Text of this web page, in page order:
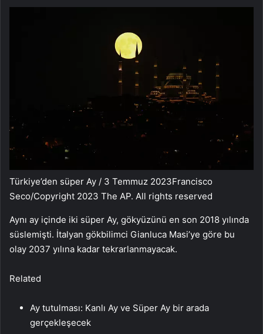
Türkiye’den süper Ay / 3 Temmuz 2023Francisco
Seco/Copyright 2023 The AP. All rights reserved
Aynı ay içinde iki süper Ay, gökyüzünü en son 2018 yılında
süslemişti. İtalyan gökbilimci Gianluca Masi’ye göre bu
olay 2037 yılına kadar tekrarlanmayacak.
Related
Ay tutulması: Kanlı Ay ve Süper Ay bir arada
gerçekleşecek